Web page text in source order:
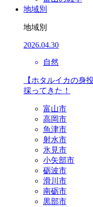
地域別
地域別
2026.04.30
自然
【ホタルイカの身
採ってきた！
富山市
高岡市
魚津市
射水市
氷見市
小矢部市
砺波市
滑川市
南砺市
黒部市